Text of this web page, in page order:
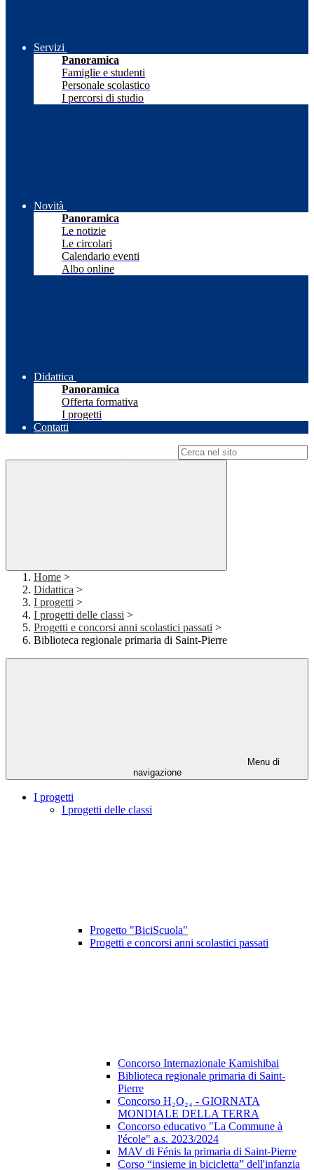
Servizi
Panoramica
Famiglie e studenti
Personale scolastico
I percorsi di studio
Novità
Panoramica
Le notizie
Le circolari
Calendario eventi
Albo online
Didattica
Panoramica
Offerta formativa
I progetti
Contatti
Home >
Didattica >
I progetti >
I progetti delle classi >
Progetti e concorsi anni scolastici passati >
Biblioteca regionale primaria di Saint-Pierre
Menu di
navigazione
I progetti
I progetti delle classi
Progetto "BiciScuola"
Progetti e concorsi anni scolastici passati
Concorso Internazionale Kamishibai
Biblioteca regionale primaria di Saint-
Pierre
Concorso H₂O₂₄ - GIORNATA
MONDIALE DELLA TERRA
Concorso educativo "La Commune à
l'école" a.s. 2023/2024
MAV di Fénis la primaria di Saint-Pierre
Corso “insieme in bicicletta” dell'infanzia